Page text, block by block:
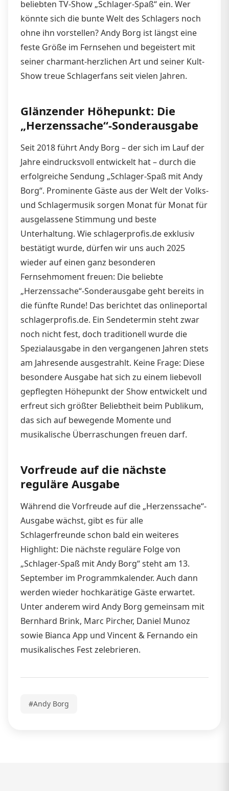
beliebten TV-Show „Schlager-Spaß“ ein. Wer
könnte sich die bunte Welt des Schlagers noch
ohne ihn vorstellen? Andy Borg ist längst eine
feste Größe im Fernsehen und begeistert mit
seiner charmant-herzlichen Art und seiner Kult-
Show treue Schlagerfans seit vielen Jahren.
Glänzender Höhepunkt: Die
„Herzenssache“-Sonderausgabe
Seit 2018 führt Andy Borg – der sich im Lauf der
Jahre eindrucksvoll entwickelt hat – durch die
erfolgreiche Sendung „Schlager-Spaß mit Andy
Borg“. Prominente Gäste aus der Welt der Volks-
und Schlagermusik sorgen Monat für Monat für
ausgelassene Stimmung und beste
Unterhaltung. Wie schlagerprofis.de exklusiv
bestätigt wurde, dürfen wir uns auch 2025
wieder auf einen ganz besonderen
Fernsehmoment freuen: Die beliebte
„Herzenssache“-Sonderausgabe geht bereits in
die fünfte Runde! Das berichtet das onlineportal
schlagerprofis.de. Ein Sendetermin steht zwar
noch nicht fest, doch traditionell wurde die
Spezialausgabe in den vergangenen Jahren stets
am Jahresende ausgestrahlt. Keine Frage: Diese
besondere Ausgabe hat sich zu einem liebevoll
gepflegten Höhepunkt der Show entwickelt und
erfreut sich größter Beliebtheit beim Publikum,
das sich auf bewegende Momente und
musikalische Überraschungen freuen darf.
Vorfreude auf die nächste
reguläre Ausgabe
Während die Vorfreude auf die „Herzenssache“-
Ausgabe wächst, gibt es für alle
Schlagerfreunde schon bald ein weiteres
Highlight: Die nächste reguläre Folge von
„Schlager-Spaß mit Andy Borg“ steht am 13.
September im Programmkalender. Auch dann
werden wieder hochkarätige Gäste erwartet.
Unter anderem wird Andy Borg gemeinsam mit
Bernhard Brink, Marc Pircher, Daniel Munoz
sowie Bianca App und Vincent & Fernando ein
musikalisches Fest zelebrieren.
#Andy Borg